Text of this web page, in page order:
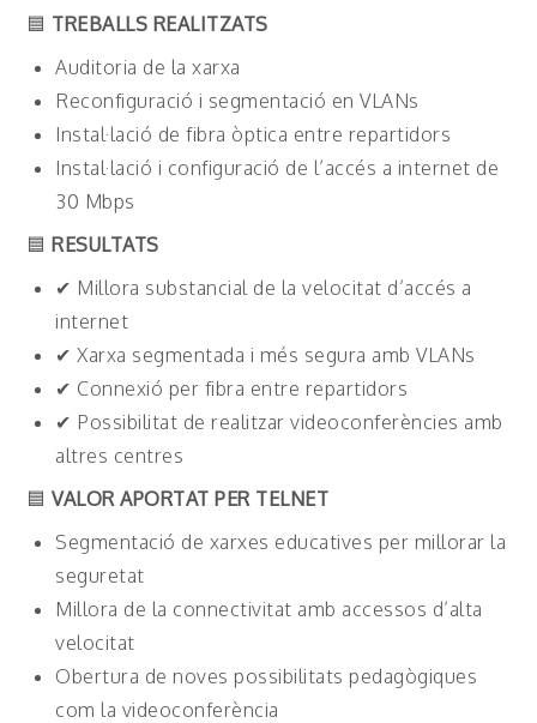
🟦 TREBALLS REALITZATS
Auditoria de la xarxa
Reconfiguració i segmentació en VLANs
Instal·lació de fibra òptica entre repartidors
Instal·lació i configuració de l’accés a internet de
30 Mbps
🟦 RESULTATS
✔ Millora substancial de la velocitat d’accés a
internet
✔ Xarxa segmentada i més segura amb VLANs
✔ Connexió per fibra entre repartidors
✔ Possibilitat de realitzar videoconferències amb
altres centres
🟦VALOR APORTAT PER TELNET
Segmentació de xarxes educatives per millorar la
seguretat
Millora de la connectivitat amb accessos d’alta
velocitat
Obertura de noves possibilitats pedagògiques
com la videoconferència